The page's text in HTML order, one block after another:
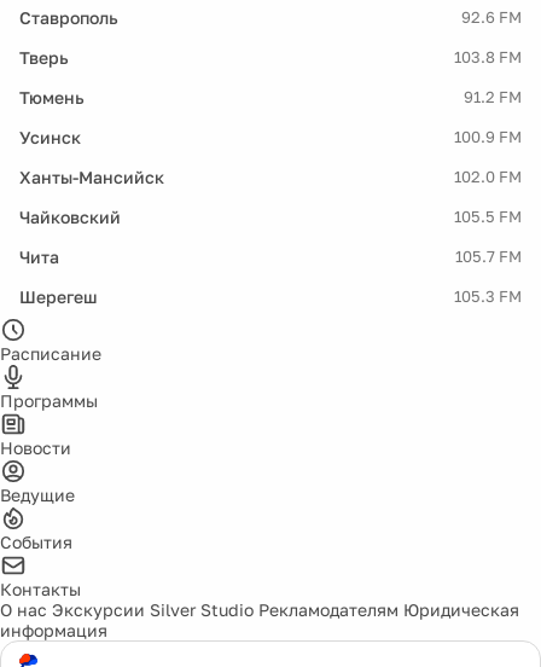
Ставрополь 92.6 FM
Тверь 103.8 FM
Тюмень 91.2 FM
Усинск 100.9 FM
Ханты-Мансийск 102.0 FM
Чайковский 105.5 FM
Чита 105.7 FM
Шерегеш 105.3 FM
Расписание
Программы
Новости
Ведущие
События
Контакты
О нас Экскурсии Silver Studio Рекламодателям Юридическая
информация